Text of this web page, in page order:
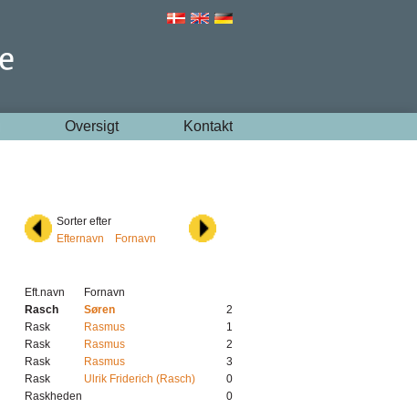
Oversigt Kontakt
Sorter efter
Efternavn
Fornavn
Eft.navn
Fornavn
Rasch
Søren
2
Rask
Rasmus
1
Rask
Rasmus
2
Rask
Rasmus
3
Rask
Ulrik Friderich (Rasch)
0
Raskheden
0